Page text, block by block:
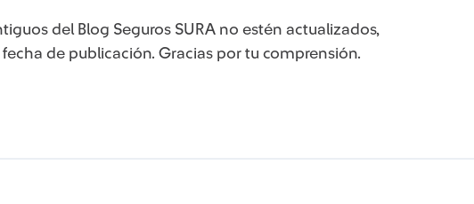
del Blog Seguros SURA no estén actualizados,
de publicación. Gracias por tu comprensión.​